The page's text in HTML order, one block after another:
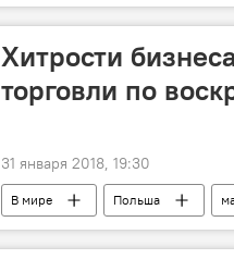
Хитрости
торговли по
31 января 2018, 19:30
В мире Польша